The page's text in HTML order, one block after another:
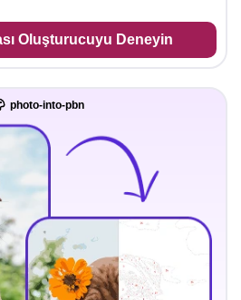
Oluşturucuyu Deneyin
photo-into-pbn